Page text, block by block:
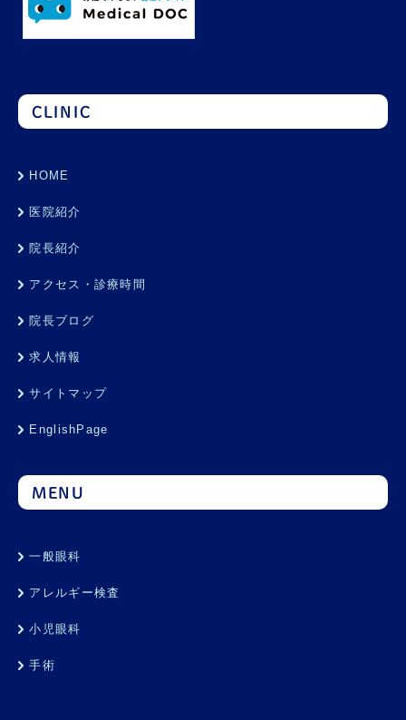
CLINIC
HOME
医院紹介
院長紹介
アクセス・診療時間
院長ブログ
求人情報
サイトマップ
EnglishPage
MENU
一般眼科
アレルギー検査
小児眼科
手術